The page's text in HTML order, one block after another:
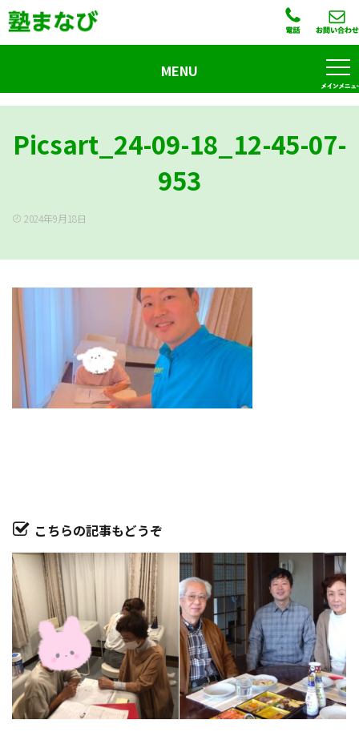
Picsart_24-09-18_12-45-07-
953
2024年9月18日
こちらの記事もどうぞ
MENU